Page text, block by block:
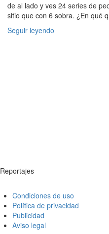
de al lado y ves 24 series de
sitio que con 6 sobra. ¿En qué
Seguir leyendo
Reportajes
Condiciones de uso
Política de privacidad
Publicidad
Aviso legal